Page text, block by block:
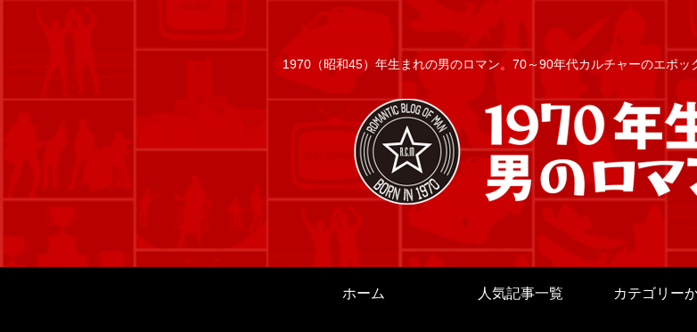
1970（昭和45）年生まれの男のロマン。70～90年代カルチャーのエポッ
ホーム 人気記事一覧 カテゴリー